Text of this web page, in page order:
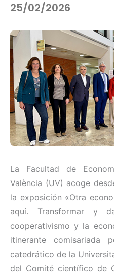
25/02/2026
La Facultad de
València (UV) acoge
la exposición «Otra
aquí. Transformar y
cooperativismo y la
itinerante comisariada
catedrático de la
del Comité científico de